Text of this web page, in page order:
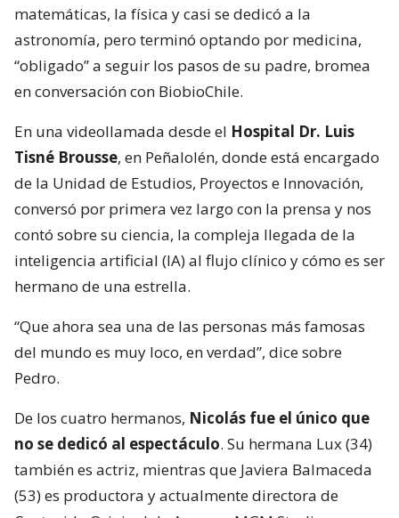
matemáticas, la física y casi se dedicó a la
astronomía, pero terminó optando por medicina,
“obligado” a seguir los pasos de su padre, bromea
en conversación con BiobioChile.
En una videollamada desde el Hospital Dr. Luis
Tisné Brousse, en Peñalolén, donde está encargado
de la Unidad de Estudios, Proyectos e Innovación,
conversó por primera vez largo con la prensa y nos
contó sobre su ciencia, la compleja llegada de la
inteligencia artificial (IA) al flujo clínico y cómo es ser
hermano de una estrella.
“Que ahora sea una de las personas más famosas
del mundo es muy loco, en verdad”, dice sobre
Pedro.
De los cuatro hermanos, Nicolás fue el único que
no se dedicó al espectáculo. Su hermana Lux (34)
también es actriz, mientras que Javiera Balmaceda
(53) es productora y actualmente directora de